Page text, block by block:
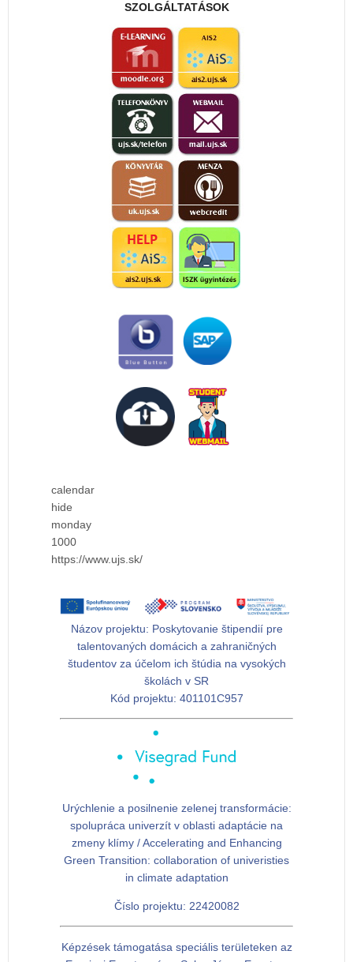
SZOLGÁLTATÁSOK
calendar
hide
monday
1000
https://www.ujs.sk/
Názov projektu: Poskytovanie štipendií pre
talentovaných domácich a zahraničných
študentov za účelom ich štúdia na vysokých
školách v SR
Kód projektu: 401101C957
Urýchlenie a posilnenie zelenej transformácie:
spolupráca univerzít v oblasti adaptácie na
zmeny klímy / Accelerating and Enhancing
Green Transition: collaboration of univeristies
in climate adaptation
Číslo projektu: 22420082
Képzések támogatása speciális területeken az